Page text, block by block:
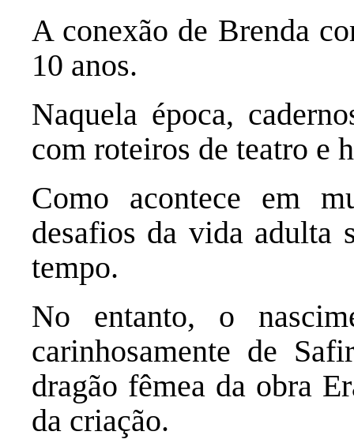
A conexão de Brenda
10 anos.
Naquela época,
com roteiros de teatro e
Como acontece em
desafios da vida adulta
tempo.
No entanto, o
carinhosamente de
dragão fêmea da obra
da criação.